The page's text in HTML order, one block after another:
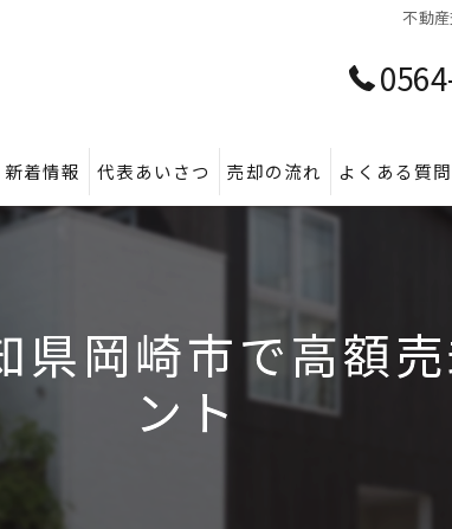
不動
新着情報 代表あいさつ 売却の流れ よくある質問
県岡崎市で高額
ント